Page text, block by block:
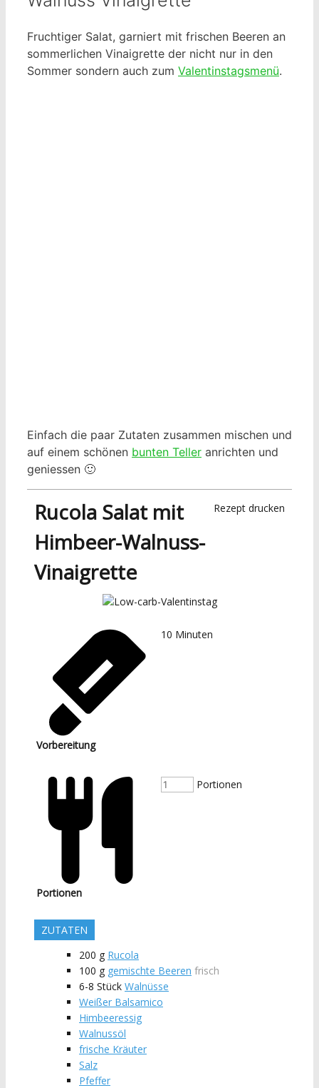
Fruchtiger Salat, garniert mit frischen Beeren an
sommerlichen Vinaigrette der nicht nur in den
Sommer sondern auch zum Valentinstagsmenü.
Einfach die paar Zutaten zusammen mischen und
auf einem schönen bunten Teller anrichten und
geniessen 🙂
Rezept drucken
Rucola Salat mit
Himbeer-Walnuss-
Vinaigrette
Vorbereitung
10 Minuten
Portionen
Portionen
ZUTATEN
200 g Rucola
100 g gemischte Beeren frisch
6-8 Stück Walnüsse
Weißer Balsamico
Himbeeressig
Walnussöl
frische Kräuter
Salz
Pfeffer